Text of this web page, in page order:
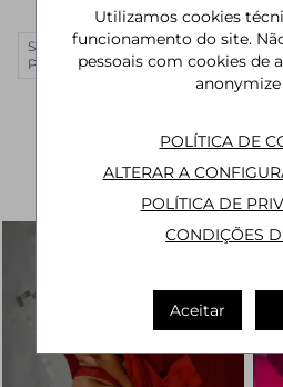
SÃO
PAULO
RIO DE
JANEIRO
CURITIBA
Utilizamos cookies
funcionamento do site.
pessoais com cookies de
anonymize
POLÍTICA DE
ALTERAR A
POLÍTICA DE
CONDIÇÕES
Aceitar